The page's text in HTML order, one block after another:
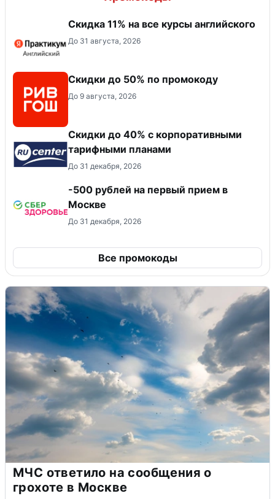
Скидка 11% на все курсы английского
До 31 августа, 2026
Скидки до 50% по промокоду
До 9 августа, 2026
Скидки до 40% с корпоративными
тарифными планами
До 31 декабря, 2026
-500 рублей на первый прием в
Москве
До 31 декабря, 2026
Все промокоды
МЧС ответило на сообщения о
грохоте в Москве